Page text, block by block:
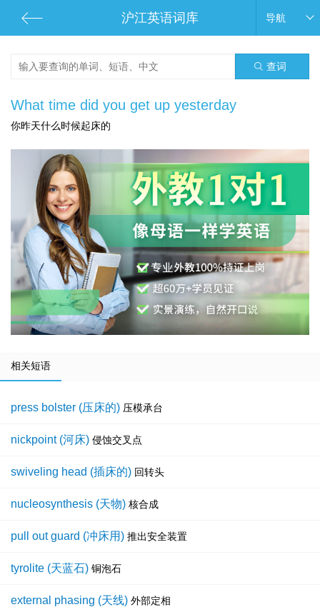
沪江英语词库 导航
查词
What time did you get up yesterday
你昨天什么时候起床的
相关短语
press bolster (压床的) 压模承台
nickpoint (河床) 侵蚀交叉点
swiveling head (插床的) 回转头
nucleosynthesis (天物) 核合成
pull out guard (冲床用) 推出安全装置
tyrolite (天蓝石) 铜泡石
external phasing (天线) 外部定相